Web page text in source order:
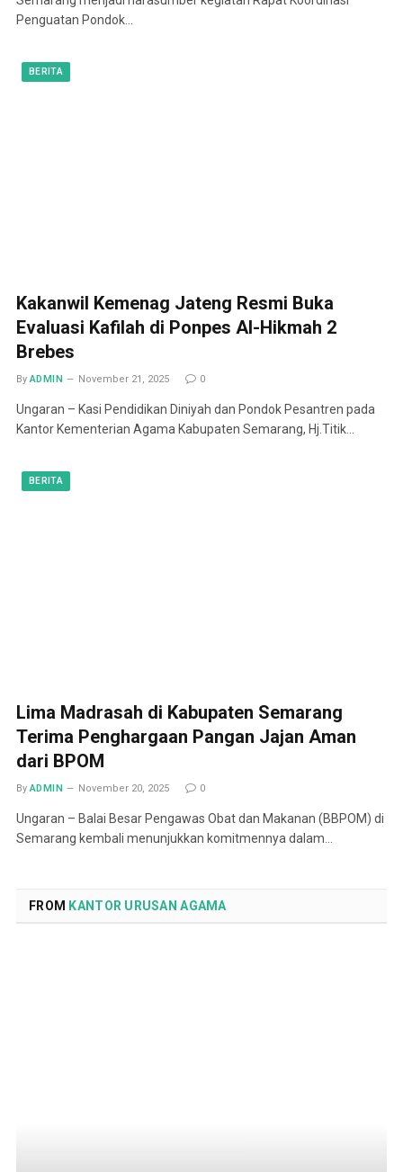
Penguatan Pondok…
BERITA
Kakanwil Kemenag Jateng Resmi Buka
Evaluasi Kafilah di Ponpes Al-Hikmah 2
Brebes
By ADMIN November 21, 2025 0
Ungaran – Kasi Pendidikan Diniyah dan Pondok Pesantren pada
Kantor Kementerian Agama Kabupaten Semarang, Hj.Titik…
BERITA
Lima Madrasah di Kabupaten Semarang
Terima Penghargaan Pangan Jajan Aman
dari BPOM
By ADMIN November 20, 2025 0
Ungaran – Balai Besar Pengawas Obat dan Makanan (BBPOM) di
Semarang kembali menunjukkan komitmennya dalam…
FROM KANTOR URUSAN AGAMA